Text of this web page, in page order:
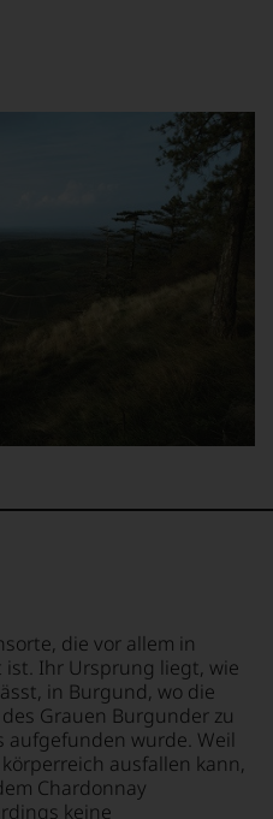
die vor allem in
Ihr Ursprung liegt, wie
in Burgund, wo die
Grauen Burgunder zu
aufgefunden wurde. Weil
ausfallen kann,
Chardonnay
keine